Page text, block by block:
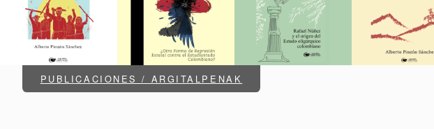
PUBLICACIONES / ARGITALPENAK